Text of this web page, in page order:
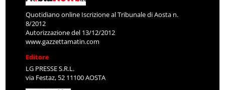
Quotidiano online Iscrizione al Tribunale di Aosta n.
8/2012
Autorizzazione del 13/12/2012
www.gazzettamatin.com
Editore
LG PRESSE S.R.L.
via Festaz, 52 11100 AOSTA